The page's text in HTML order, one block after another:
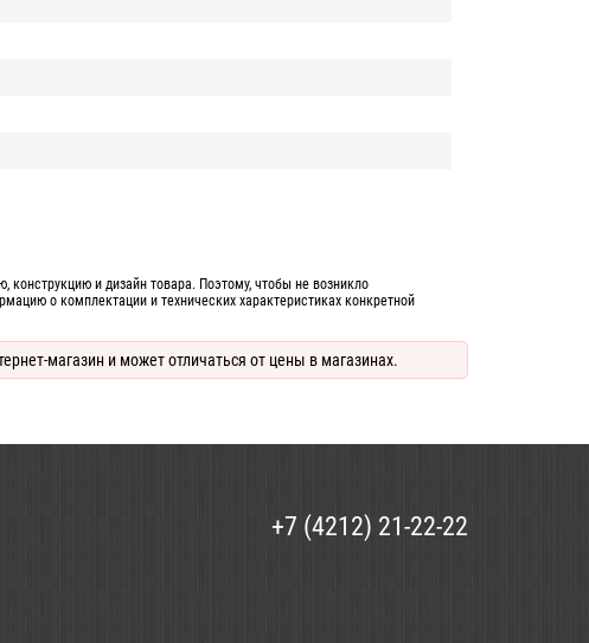
и дизайн товара. Поэтому, чтобы не возникло
о комплектации и технических характеристиках конкретной
магазин и может отличаться от цены в магазинах.
+7 (4212) 21-22-22